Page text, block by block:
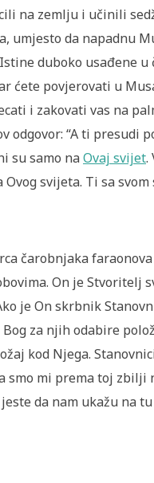
na zemlju i učinili
da napadnu
duboko usađene
ćete povjerovati u
i zakovati vas na
“A ti presudi
su samo naOvaj svijet.
svijeta. Ti sa
čarobnjaka
On je Stvoritelj
je On skrbnik
za njih odabire
kod Njega.
smo mi prema toj zbilji
da nam ukažu na